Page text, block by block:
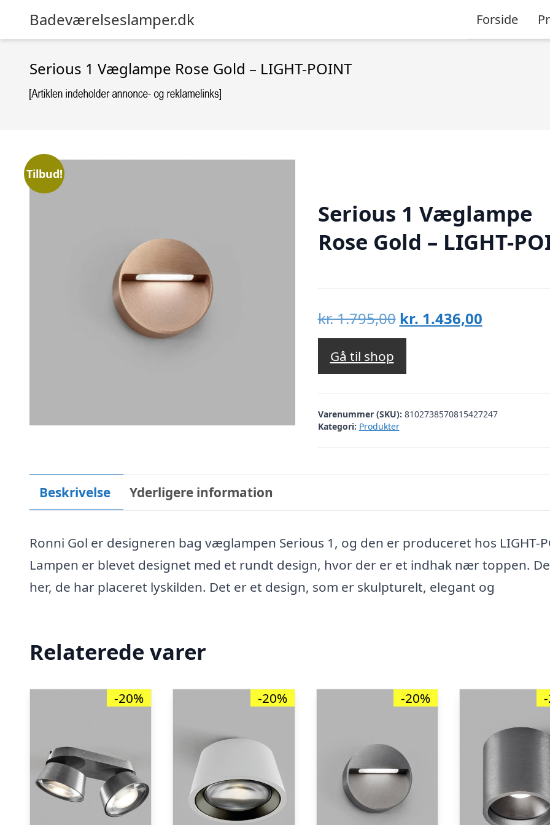
Badeværelseslamper.dk Forside
Serious 1 Væglampe Rose Gold – LIGHT-POINT
Tilbud!
Serious 1 Væglampe
Rose Gold – LIGHT-
kr.1.795,00 Den
oprindelige
var:
kr. 1.795,00.
kr. 1.436,00Den
kr.
Gå til shop
Varenummer (SKU): 8102738570815427247
Kategori: Produkter
Beskrivelse Yderligere information
Ronni Gol er designeren bag væglampen Serious 1, og den er produceret hos LIGHT-
Lampen er blevet designet med et rundt design, hvor der er et indhak nær toppen.
her, de har placeret lyskilden. Det er et design, som er skulpturelt, elegant og
Relaterede varer
-20% -20% -20%